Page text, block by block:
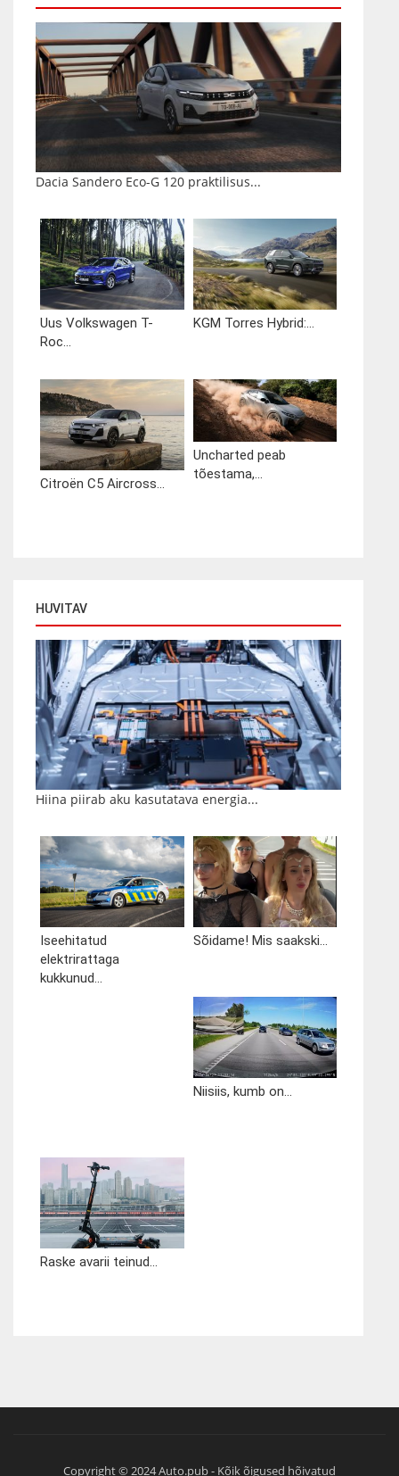
Dacia Sandero Eco-G 120 praktilisus...
Uus Volkswagen T-
Roc...
KGM Torres Hybrid:...
Citroën C5 Aircross...
Uncharted peab
tõestama,...
HUVITAV
Hiina piirab aku kasutatava energia...
Iseehitatud
elektrirattaga
kukkunud...
Sõidame! Mis saakski...
Niisiis, kumb on...
Raske avarii teinud...
Copyright © 2024 Auto.pub - Kõik õigused hõivatud